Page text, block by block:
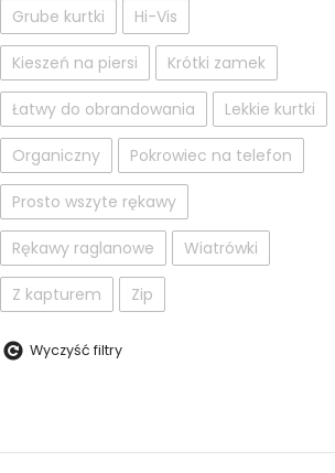
Grube kurtki Hi-Vis
Kieszeń na piersi Krótki zamek
Łatwy do obrandowania Lekkie kurtki
Organiczny Pokrowiec na telefon
Prosto wszyte rękawy
Rękawy raglanowe Wiatrówki
Z kapturem Zip
Wyczyść filtry